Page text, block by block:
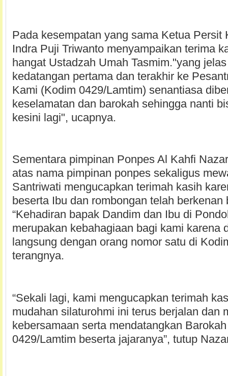
Pada kesempatan yang sama Ketua Persit
Indra Puji Triwanto menyampaikan terima
hangat Ustadzah Umah Tasmim."yang
kedatangan pertama dan terakhir ke
Kami (Kodim 0429/Lamtim) senantiasa
keselamatan dan barokah sehingga nanti
kesini lagi", ucapnya.
Sementara pimpinan Ponpes Al Kahfi
atas nama pimpinan ponpes sekaligus
Santriwati mengucapkan terimah kasih
beserta Ibu dan rombongan telah berkenan
“Kehadiran bapak Dandim dan Ibu di
merupakan kebahagiaan bagi kami karena
langsung dengan orang nomor satu di
terangnya.
“Sekali lagi, kami mengucapkan terimah
mudahan silaturohmi ini terus berjalan dan
kebersamaan serta mendatangkan
0429/Lamtim beserta jajaranya”, tutup